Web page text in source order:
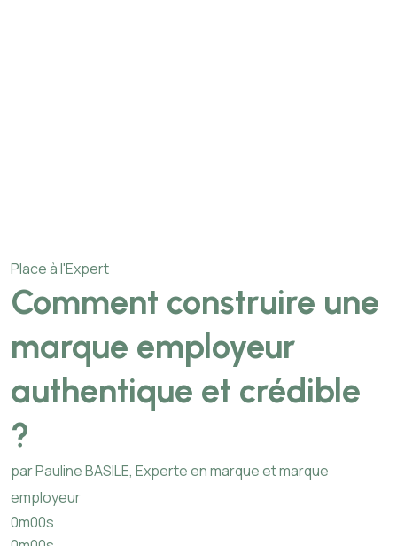
Place à l'Expert
Comment construire une
marque employeur
authentique et crédible
?
par Pauline BASILE, Experte en marque et marque
employeur
0m00s